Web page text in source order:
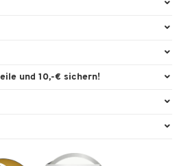
und 10,-€ sichern!